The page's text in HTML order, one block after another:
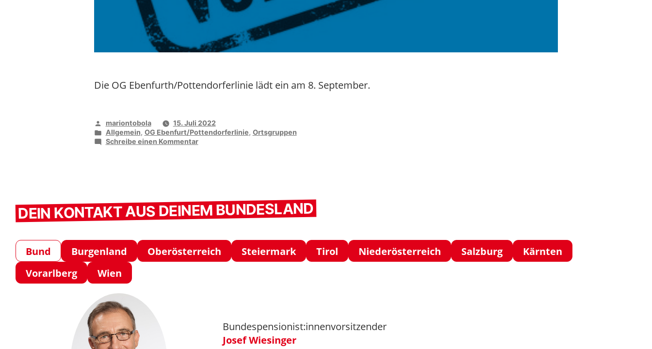
Die OG Ebenfurth/Pottendorferlinie lädt ein am 8. September.
Veröffentlicht
von
mariontobola
15. Juli 2022
Veröffentlicht
unter
Allgemein, OG Ebenfurt/Pottendorferlinie, Ortsgruppen
Schreibe einen Kommentarzu
DEIN KONTAKT AUS DEINEM BUNDESLAND
Bund Burgenland Oberösterreich Steiermark Tirol Niederösterreich Salzburg
Kärnten
Vorarlberg
Wien
Bundespensionist:innenvorsitzender
Josef Wiesinger